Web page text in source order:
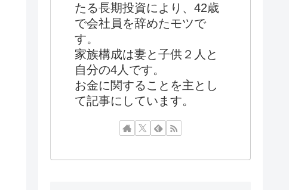
たる長期投資により、42歳
で会社員を辞めたモツで
す。
家族構成は妻と子供２人と
自分の4人です。
お金に関することを主とし
て記事にしています。